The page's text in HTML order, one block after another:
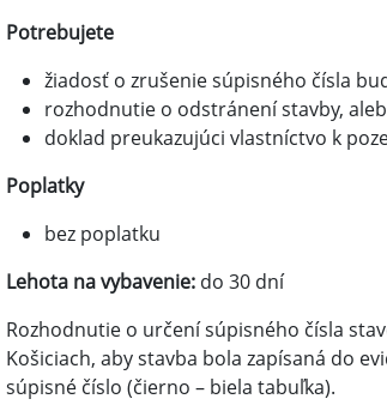
Potrebujete
žiadosť o zrušenie súpisného čísla
rozhodnutie o odstránení stavby,
doklad preukazujúci vlastníctvo k
Poplatky
bez poplatku
Lehota na vybavenie: do 30 dní
Rozhodnutie o určení súpisného čísla
Košiciach, aby stavba bola zapísaná do
súpisné číslo (čierno – biela tabuľka).